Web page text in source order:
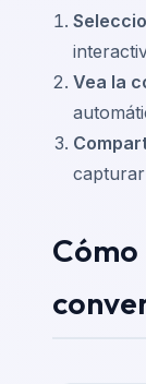
Vea la